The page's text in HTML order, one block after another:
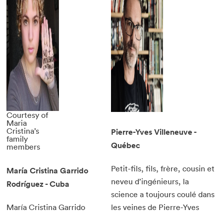
Courtesy of
Maria
Cristina’s
family
members
María Cristina Garrido
Rodríguez - Cuba
María Cristina Garrido
Pierre-Yves Villeneuve -
Québec
Petit-fils, fils, frère, cousin et
neveu d’ingénieurs, la
science a toujours coulé dans
les veines de Pierre-Yves